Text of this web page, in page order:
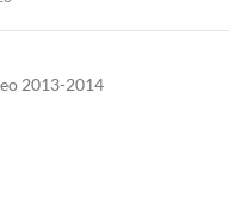
2013-2014